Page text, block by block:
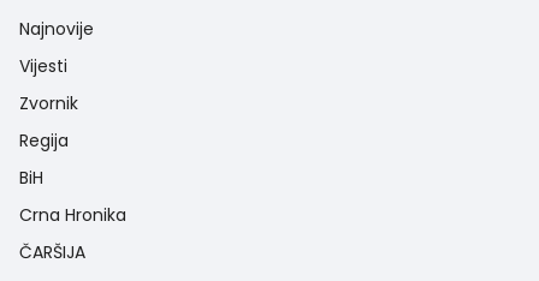
Najnovije
Vijesti
Zvornik
Regija
BiH
Crna Hronika
ČARŠIJA